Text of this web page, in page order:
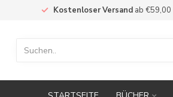
Kostenloser Versand ab €59,00